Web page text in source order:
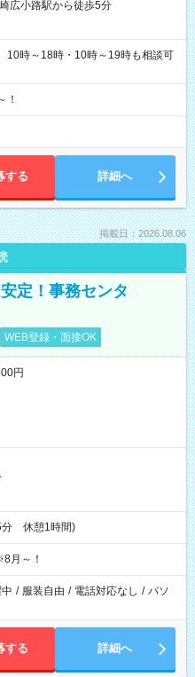
広小路駅から徒歩5分
時～18時・10時～19時も相談可
する 詳細へ
掲載日：2026.08.06
定！事務センタ
WEB登録・面接OK
円
分 休憩1時間)
月～！
/ 服装自由 / 電話対応なし / パソ
する 詳細へ